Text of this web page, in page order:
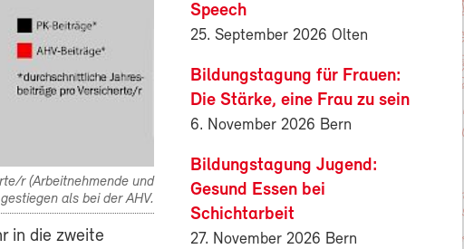
r (Arbeitnehmende und
als bei der AHV.
in die zweite
Speech
25. September 2026 Olten
Bildungstagung für Frauen:
Die Stärke, eine Frau zu sein
6. November 2026 Bern
Bildungstagung Jugend:
Gesund Essen bei
Schichtarbeit
27. November 2026 Bern